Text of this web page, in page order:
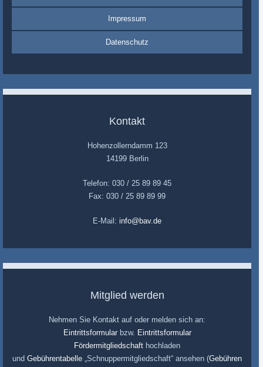
Impressum
Datenschutz
Kontakt
Hohenzollerndamm 123
14199 Berlin
Telefon: 030 / 25 89 89 45
Fax: 030 / 25 89 89 99
E-Mail: info@bav.de
Mitglied werden
Nehmen Sie Kontakt auf oder melden sich an:
Eintrittsformularbzw. Eintrittsformular
Fördermitgliedschaft hochladen
und Gebührentabelle „Schnuppermitgliedschaft“ ansehen (Gebühren